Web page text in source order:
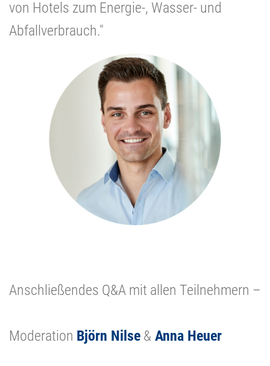
von Hotels zum Energie-, Wasser- und
Abfallverbrauch."
Anschließendes Q&A mit allen Teilnehmern –
Moderation Björn Nilse & Anna Heuer